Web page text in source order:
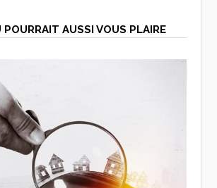
POURRAIT AUSSI VOUS PLAIRE